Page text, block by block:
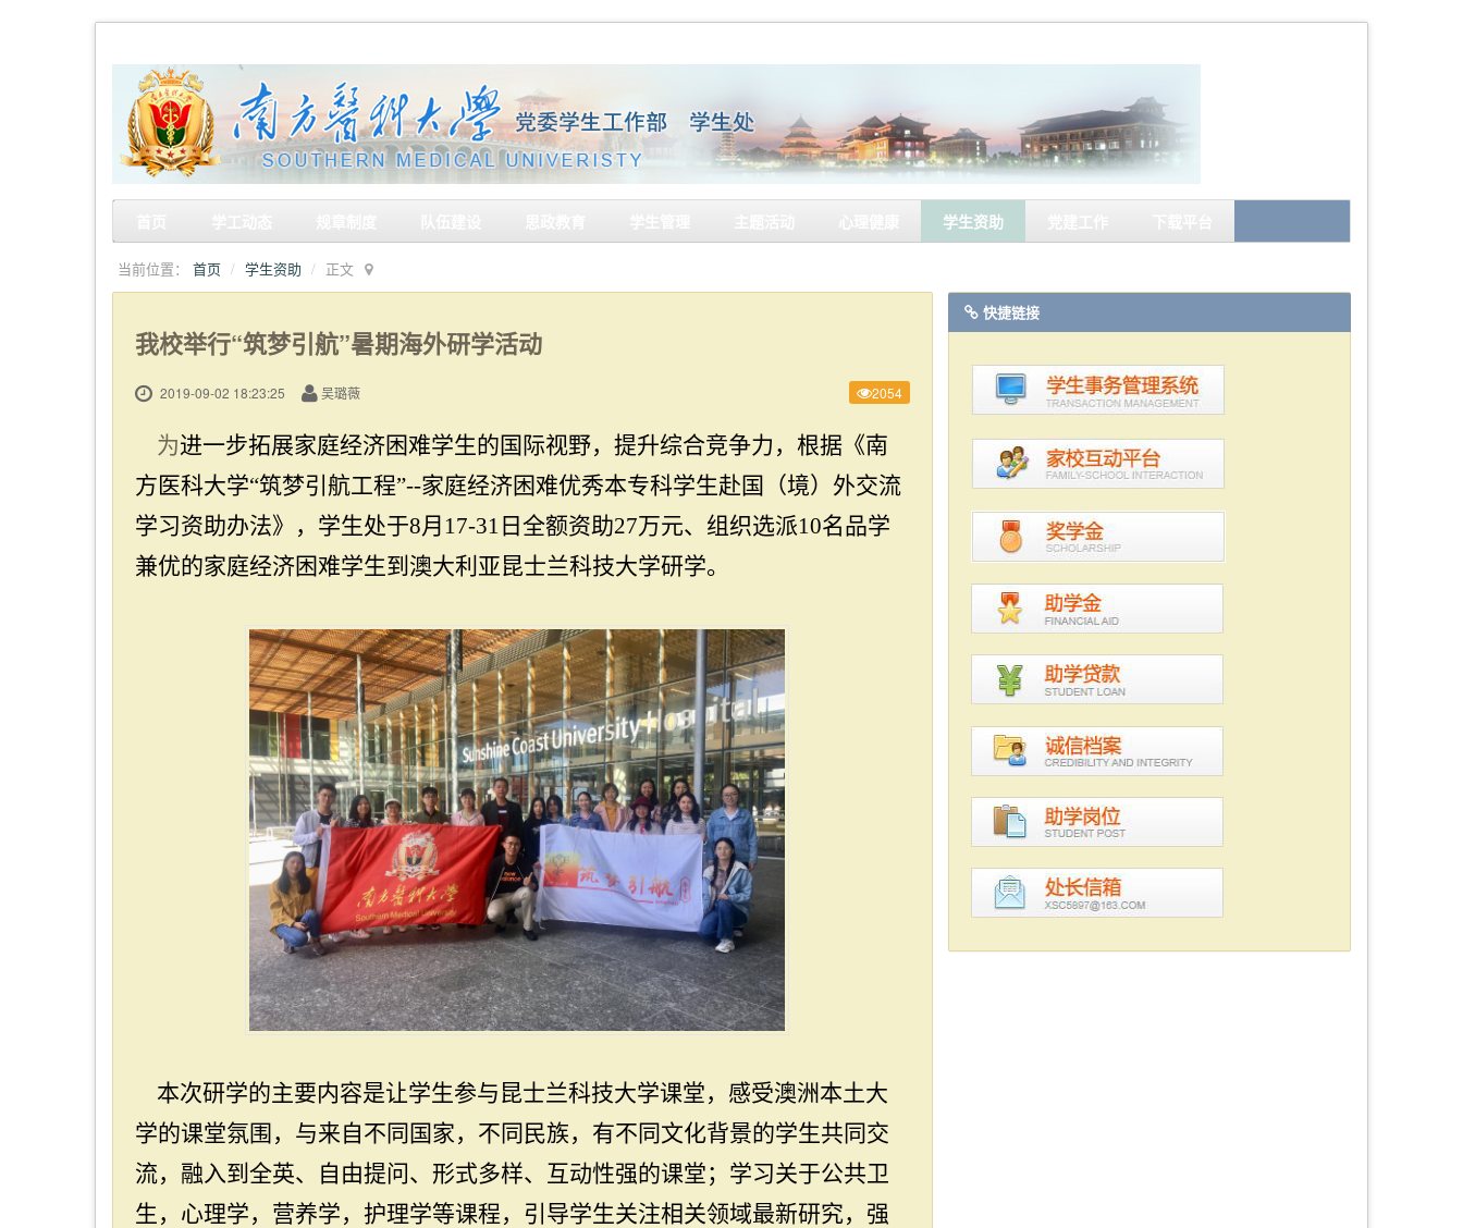
学生资助
当前位置： 首页 学生资助 正文
我校举行“筑梦引航”暑期海外研学活动
2019-09-02 18:23:25 吴璐薇 2054
为进一步拓展家庭经济困难学生的国际视野，提升综合竞争力，根据《南
方医科大学“筑梦引航工程”--家庭经济困难优秀本专科学生赴国（境）外交流
学习资助办法》，学生处于8月 17-31 日全额资助27万元、组织选派10名品学
兼优的家庭经济困难学生到澳大利亚昆士兰科技大学研学。
本次研学的主要内容是让学生参与昆士兰科技大学课堂，感受澳洲本土大
学的课堂氛围，与来自不同国家，不同民族，有不同文化背景的学生共同交
流，融入到全英、自由提问、形式多样、互动性强的课堂；学习关于公共卫
生，心理学，营养学，护理学等课程，引导学生关注相关领域最新研究，强
快捷链接